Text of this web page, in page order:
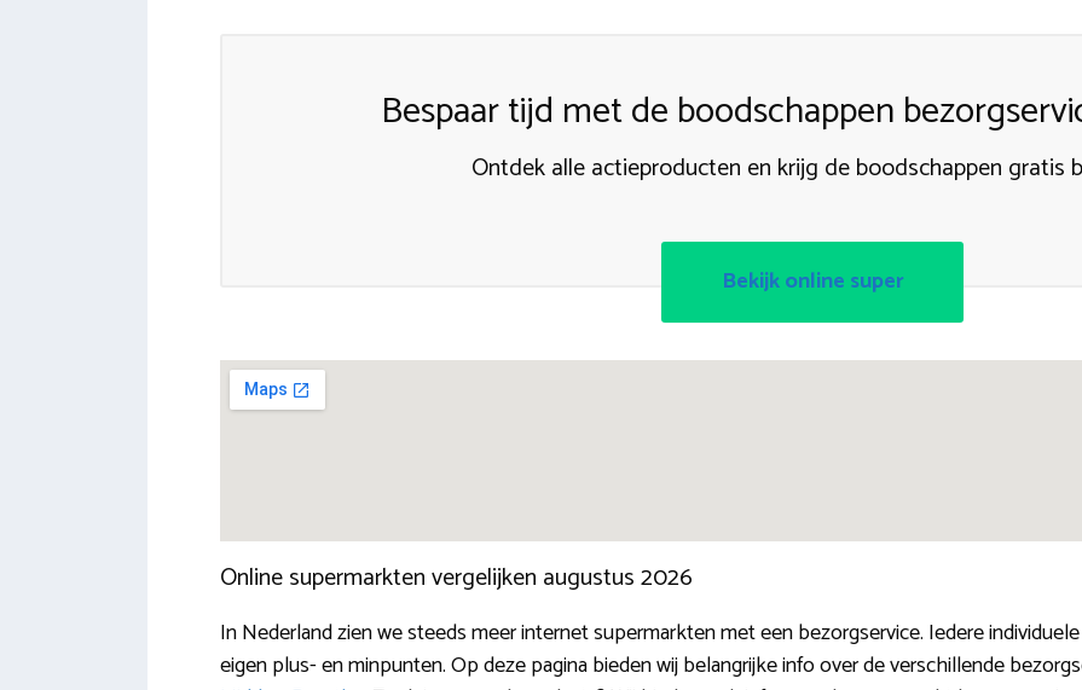
Bespaar tijd met de boodschappen
Ontdek alle actieproducten en krijg de boodschappen gratis
Bekijk online super
Online supermarkten vergelijken augustus 2026
In Nederland zien we steeds meer internet supermarkten met een bezorgservice. Iedere
eigen plus- en minpunten. Op deze pagina bieden wij belangrijke info over de verschillende